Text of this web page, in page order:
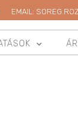
EMAIL: